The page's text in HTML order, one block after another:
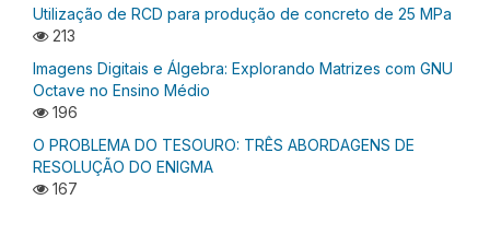
Utilização de RCD para produção de concreto de 25 MPa
213
Imagens Digitais e Álgebra: Explorando Matrizes com GNU
Octave no Ensino Médio
196
O PROBLEMA DO TESOURO: TRÊS ABORDAGENS DE
RESOLUÇÃO DO ENIGMA
167